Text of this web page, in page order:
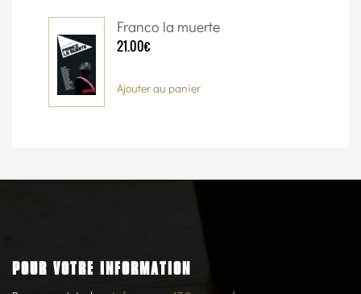
Franco la muerte
21.00€
Ajouter au panier
POUR VOTRE INFORMATION